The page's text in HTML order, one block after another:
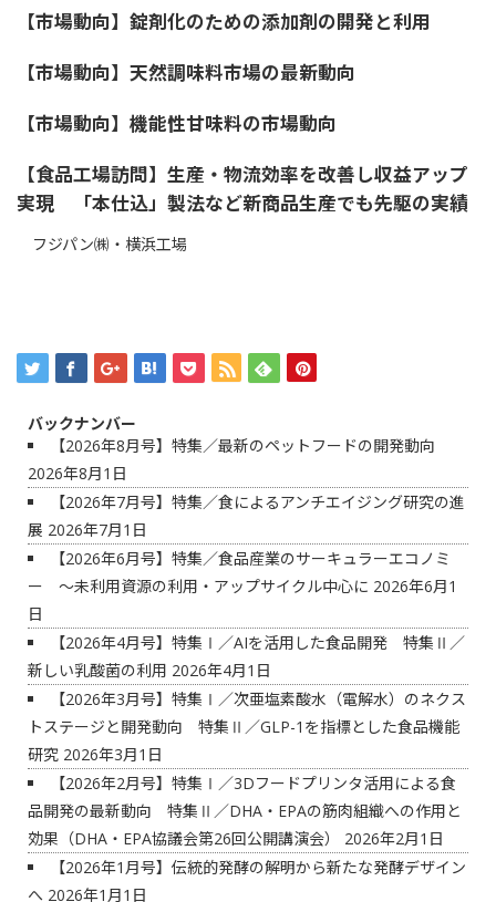
【市場動向】錠剤化のための添加剤の開発と利用
【市場動向】天然調味料市場の最新動向
【市場動向】機能性甘味料の市場動向
【食品工場訪問】生産・物流効率を改善し収益アップ
実現 「本仕込」製法など新商品生産でも先駆の実績
フジパン㈱・横浜工場
バックナンバー
【2026年8月号】特集／最新のペットフードの開発動向
2026年8月1日
【2026年7月号】特集／食によるアンチエイジング研究の進
展 2026年7月1日
【2026年6月号】特集／食品産業のサーキュラーエコノミ
ー ～未利用資源の利用・アップサイクル中心に 2026年6月1
日
【2026年4月号】特集Ⅰ／AIを活用した食品開発 特集Ⅱ／
新しい乳酸菌の利用 2026年4月1日
【2026年3月号】特集Ⅰ／次亜塩素酸水（電解水）のネクス
トステージと開発動向 特集Ⅱ／GLP-1を指標とした食品機能
研究 2026年3月1日
【2026年2月号】特集Ⅰ／3Dフードプリンタ活用による食
品開発の最新動向 特集Ⅱ／DHA・EPAの筋肉組織への作用と
効果（DHA・EPA協議会第26回公開講演会）
2026年2月1日
【2026年1月号】伝統的発酵の解明から新たな発酵デザイン
へ 2026年1月1日